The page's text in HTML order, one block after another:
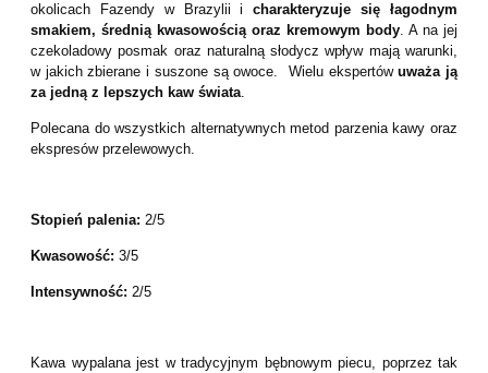
okolicach Fazendy w Brazylii icharakteryzuje się łagodnym
smakiem, średnią kwasowością oraz kremowym body. A na jej
czekoladowy posmak oraz naturalną słodycz wpływ mają warunki,
w jakich zbierane i suszone są owoce. Wielu ekspertówuważa ją
za jedną z lepszych kaw świata.
Polecana do wszystkich alternatywnych metod parzenia kawy oraz
ekspresów przelewowych.
Stopień palenia: 2/5
Kwasowość: 3/5
Intensywność: 2/5
Kawa wypalana jest w tradycyjnym bębnowym piecu, poprzez tak